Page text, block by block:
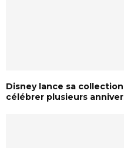
Disney lance sa
célébrer plusieurs